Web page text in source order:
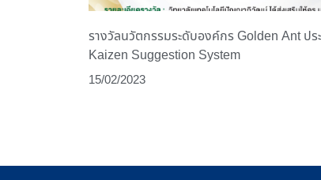
รางวัลนวัตกรรมระดับองค์กร Golden Ant ปร
Kaizen Suggestion System
15/02/2023